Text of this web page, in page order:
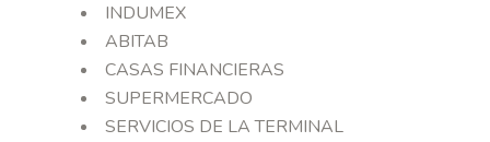
INDUMEX
ABITAB
CASAS FINANCIERAS
SUPERMERCADO
SERVICIOS DE LA TERMINAL